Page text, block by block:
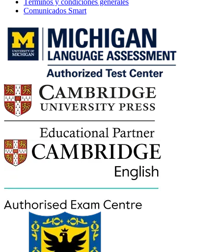
Términos y condiciones generales
Comunicados Smart